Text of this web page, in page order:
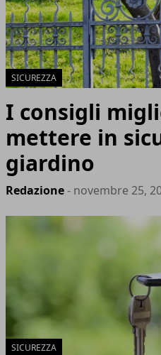
SICUREZZA
I consigli
mettere in
giardino
Redazione- novembre 25,
SICUREZZA